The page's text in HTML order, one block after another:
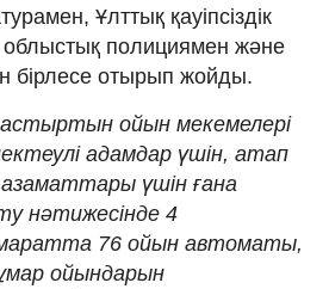
Ұлттық қауіпсіздік
облыстық полициямен және
бірлесе отырып жойды.
ойын мекемелері
адамдар үшін, атап
үшін ғана
нәтижесінде 4
76 ойын автоматы,
ойындарын